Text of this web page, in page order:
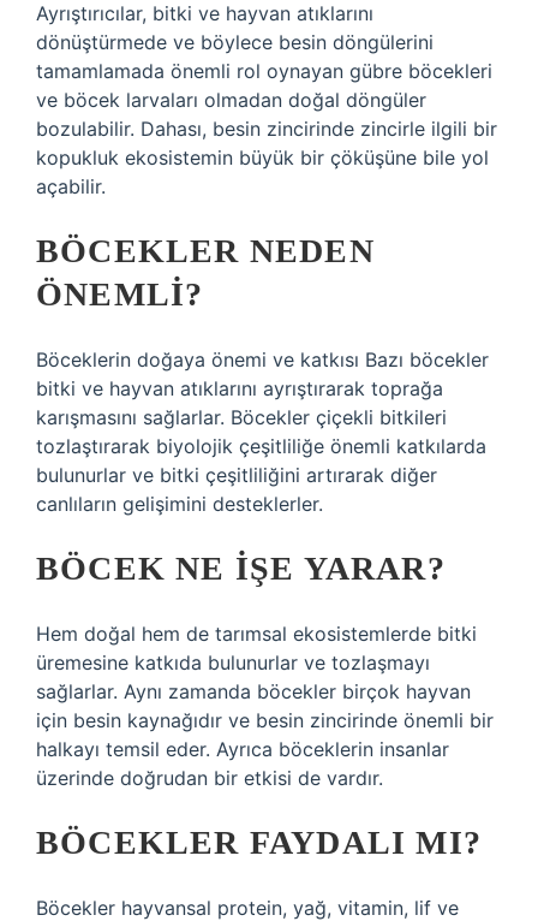
Ayrıştırıcılar, bitki ve hayvan atıklarını
dönüştürmede ve böylece besin döngülerini
tamamlamada önemli rol oynayan gübre böcekleri
ve böcek larvaları olmadan doğal döngüler
bozulabilir. Dahası, besin zincirinde zincirle ilgili bir
kopukluk ekosistemin büyük bir çöküşüne bile yol
açabilir.
BÖCEKLER NEDEN
ÖNEMLI?
Böceklerin doğaya önemi ve katkısı Bazı böcekler
bitki ve hayvan atıklarını ayrıştırarak toprağa
karışmasını sağlarlar. Böcekler çiçekli bitkileri
tozlaştırarak biyolojik çeşitliliğe önemli katkılarda
bulunurlar ve bitki çeşitliliğini artırarak diğer
canlıların gelişimini desteklerler.
BÖCEK NE IŞE YARAR?
Hem doğal hem de tarımsal ekosistemlerde bitki
üremesine katkıda bulunurlar ve tozlaşmayı
sağlarlar. Aynı zamanda böcekler birçok hayvan
için besin kaynağıdır ve besin zincirinde önemli bir
halkayı temsil eder. Ayrıca böceklerin insanlar
üzerinde doğrudan bir etkisi de vardır.
BÖCEKLER FAYDALI MI?
Böcekler hayvansal protein, yağ, vitamin, lif ve